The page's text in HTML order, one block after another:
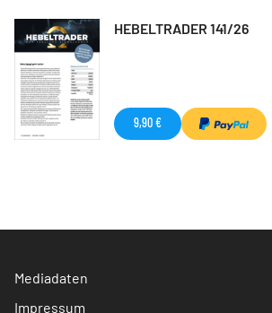
HEBELTRADER 141/26
9,90 €
Mediadaten
Impressum